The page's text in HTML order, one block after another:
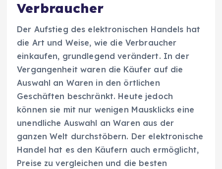
Verbraucher
Der Aufstieg des elektronischen Handels hat
die Art und Weise, wie die Verbraucher
einkaufen, grundlegend verändert. In der
Vergangenheit waren die Käufer auf die
Auswahl an Waren in den örtlichen
Geschäften beschränkt. Heute jedoch
können sie mit nur wenigen Mausklicks eine
unendliche Auswahl an Waren aus der
ganzen Welt durchstöbern. Der elektronische
Handel hat es den Käufern auch ermöglicht,
Preise zu vergleichen und die besten